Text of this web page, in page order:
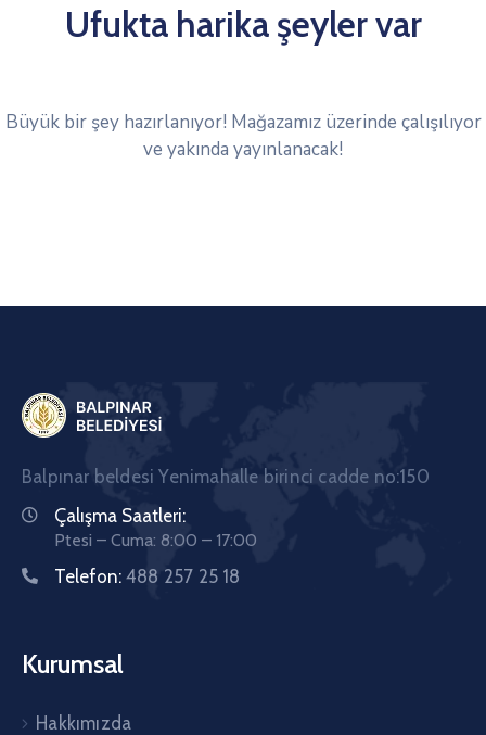
Ufukta harika şeyler var
Büyük bir şey hazırlanıyor! Mağazamız üzerinde çalışılıyor
ve yakında yayınlanacak!
Balpınar beldesi Yenimahalle birinci cadde no:150
Çalışma Saatleri:
Ptesi – Cuma: 8:00 – 17:00
Telefon: 488 257 25 18
Kurumsal
Hakkımızda